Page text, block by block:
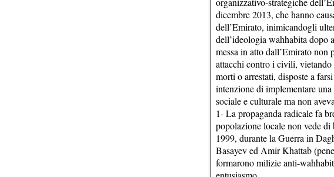
dicembre 2013, che hanno
dell’Emirato, inimicandogli
dell’ideologia wahhabita dopo
messa in atto dall’Emirato non
attacchi contro i civili, vietando
morti o arrestati, disposte a
intenzione di implementare
sociale e culturale ma non
1- La propaganda radicale fa
popolazione locale non vede
1999, durante la Guerra in
Basayev ed Amir Khattab
formarono milizie anti-